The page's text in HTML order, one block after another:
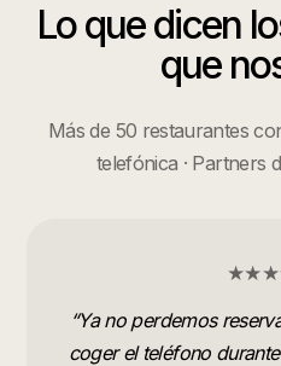
Lo que dicen
que
Más de 50 restaurantes
telefónica · Partners
“Ya no perdemos
coger el teléfono